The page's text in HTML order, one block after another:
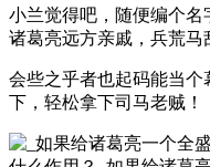
小兰觉得吧，随便编个
诸葛亮远方亲戚，兵荒马
会些之乎者也起码能当
下，轻松拿下司马老贼！